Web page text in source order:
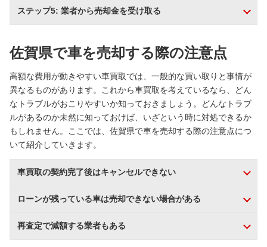
ステップ5: 業者から売却金を受け取る
佐賀県で車を売却する際の注意点
高額な費用が動きやすい車買取では、一般的な買い取りと事情が
異なるものがあります。これから車買取を考えているなら、どん
なトラブルがおこりやすいか知っておきましょう。どんなトラブ
ルがあるのか未然に知っておけば、いざという時に対処できるか
もしれません。ここでは、佐賀県で車を売却する際の注意点につ
いて紹介していきます。
車買取の契約完了後はキャンセルできない
ローンが残っている車は売却できない場合がある
再査定で減額する業者もある